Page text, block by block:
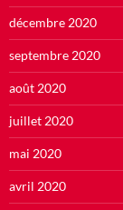
décembre 2020
septembre 2020
août 2020
juillet 2020
mai 2020
avril 2020